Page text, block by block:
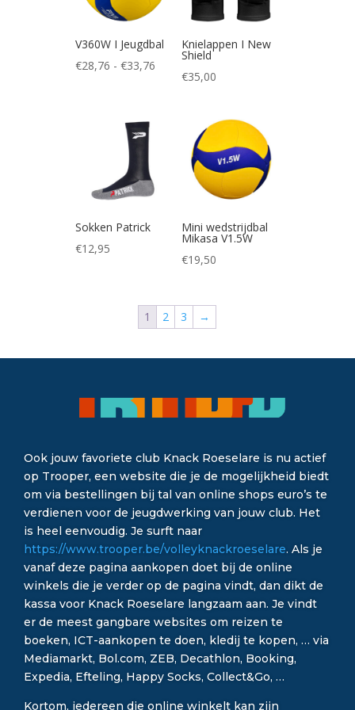
V360W I Jeugdbal
€28,76 - €33,76Prijsklasse:
€28,76
Knielappen I New
Shield
€35,00
Sokken Patrick
€12,95
Mini wedstrijdbal
Mikasa V1.5W
€19,50
1 2 3 →
Ook jouw favoriete club Knack Roeselare is nu actief
op Trooper, een website die je de mogelijkheid biedt
om via bestellingen bij tal van online shops euro’s te
verdienen voor de jeugdwerking van jouw club. Het
is heel eenvoudig. Je surft naar
https://www.trooper.be/volleyknackroeselare. Als je
vanaf deze pagina aankopen doet bij de online
winkels die je verder op de pagina vindt, dan dikt de
kassa voor Knack Roeselare langzaam aan. Je vindt
er de meest gangbare websites om reizen te
boeken, ICT-aankopen te doen, kledij te kopen, … via
Mediamarkt, Bol.com, ZEB, Decathlon, Booking,
Expedia, Efteling, Happy Socks, Collect&Go, …
Kortom, iedereen die online winkelt kan zijn